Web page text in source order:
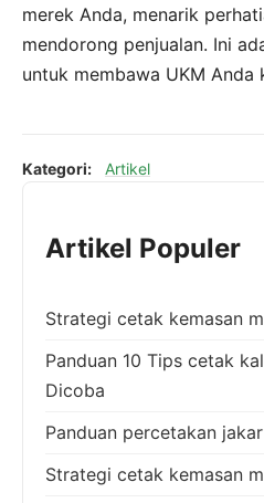
merek Anda, menarik
mendorong penjualan. Ini
untuk membawa UKM Anda
Kategori: Artikel
Artikel Populer
Strategi cetak kemasan
Panduan 10 Tips cetak
Dicoba
Panduan percetakan
Strategi cetak kemasan